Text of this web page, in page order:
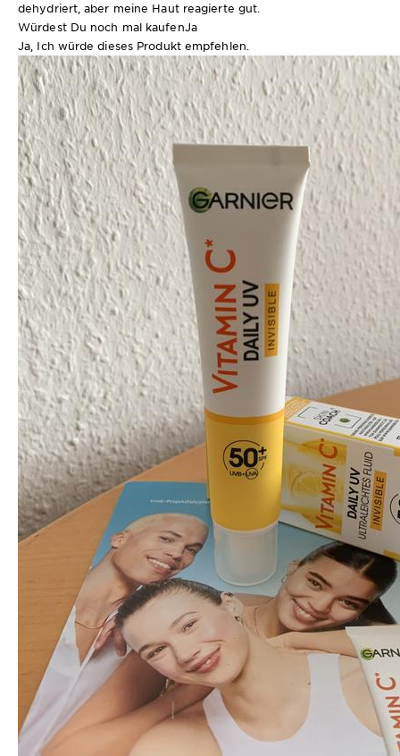
dehydriert, aber meine Haut reagierte gut.
Würdest Du noch mal kaufenJa
Ja, Ich würde dieses Produkt empfehlen.